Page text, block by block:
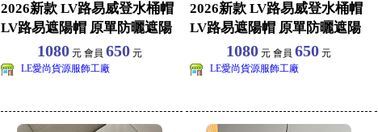
2026新款 LV路易威登水桶帽
LV路易遮陽帽 原單防曬遮陽
棒球帽批
1080元 會員 650元
LE愛尚貨源服飾工廠
2026新款 LV路易威登水桶帽
LV路易遮陽帽 原單防曬遮陽
棒球帽批
1080元 會員 650元
LE愛尚貨源服飾工廠